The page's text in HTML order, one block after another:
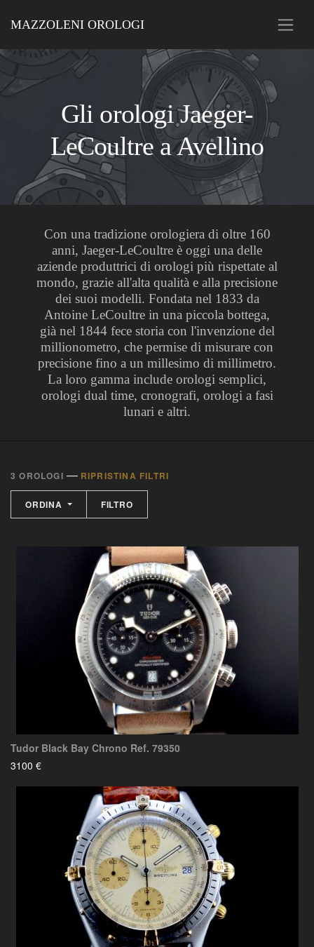
MAZZOLENI OROLOGI
Gli orologi Jaeger-
LeCoultre a Avellino
Con una tradizione orologiera di oltre 160
anni, Jaeger-LeCoultre è oggi una delle
aziende produttrici di orologi più rispettate al
mondo, grazie all'alta qualità e alla precisione
dei suoi modelli. Fondata nel 1833 da
Antoine LeCoultre in una piccola bottega,
già nel 1844 fece storia con l'invenzione del
millionometro, che permise di misurare con
precisione fino a un millesimo di millimetro.
La loro gamma include orologi semplici,
orologi dual time, cronografi, orologi a fasi
lunari e altri.
3 OROLOGI — RIPRISTINA FILTRI
ORDINA FILTRO
Tudor Black Bay Chrono Ref. 79350
3100 €